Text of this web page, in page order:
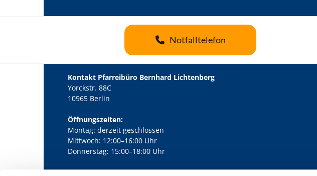
Notfalltelefon
Kontakt Pfarreibüro Bernhard Lichtenberg
Yorckstr. 88C
10965 Berlin
Öffnungszeiten:
Montag: derzeit geschlossen
Mittwoch: 12:00–16:00 Uhr
Donnerstag: 15:00–18:00 Uhr